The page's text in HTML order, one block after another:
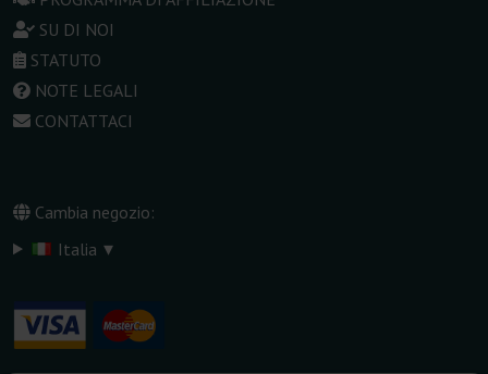
SU DI NOI
STATUTO
NOTE LEGALI
CONTATTACI
Cambia negozio:
Italia ▾